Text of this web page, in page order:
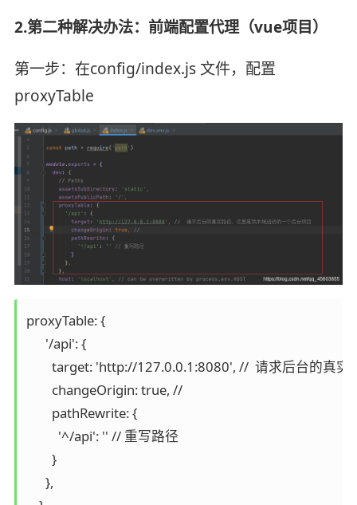
2.第二种解决办法：前端配置代理（vue项目）
第一步：在config/index.js 文件，配置
proxyTable
proxyTable: {
      '/api': {
target: 'http://127.0.0.1:8080', //  请求后台
        changeOrigin: true, //
        pathRewrite: {
          '^/api': '' // 重写路径
        }
      },